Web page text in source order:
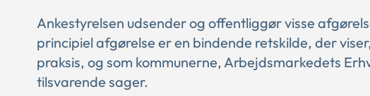
Ankestyrelsen udsender og offentliggør visse
principiel afgørelse er en bindende retskilde, der
praksis, og som kommunerne, Arbejdsmarkedets
tilsvarende sager.